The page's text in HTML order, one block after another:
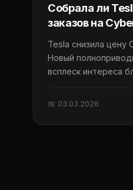
Собрала ли
заказов на
Tesla снизила цену
Новый
всплеск интереса
📅 03.03.2026